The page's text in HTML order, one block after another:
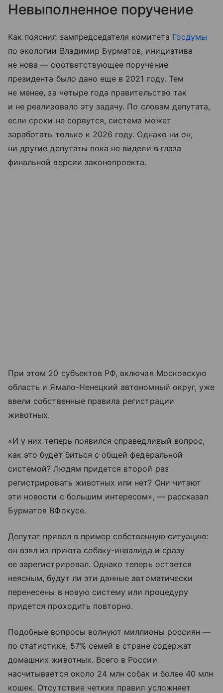
Невыполненное поручение
Как пояснил зампредседателя комитета Госдумы
по экологии Владимир Бурматов, инициатива
не нова — соответствующее поручение
президента было дано еще в 2021 году. Тем
не менее, за четыре года правительство так
и не реализовало эту задачу. По словам депутата,
если сроки не сорвутся, система может
заработать только к 2026 году. Однако ни он,
ни другие депутаты пока не видели в глаза
финальной версии законопроекта.
При этом 20 субъектов РФ, включая Московскую
область и Ямало-Ненецкий автономный округ, уже
ввели собственные правила регистрации
животных.
«И у них теперь появился справедливый вопрос,
как это будет биться с общей федеральной
системой? Людям придется второй раз
регистрировать животных или нет? Они читают
эти новости с большим интересом», — рассказал
Бурматов ВФокусе.
Депутат привел в пример собственную ситуацию:
он взял из приюта собаку-инвалида и сразу
ее зарегистрировал. Однако теперь остается
неясным, будут ли эти данные автоматически
перенесены в новую систему или процедуру
придется проходить повторно.
Подобные вопросы волнуют миллионы россиян —
по статистике, 57% семей в стране содержат
домашних животных. Всего в России
насчитывается около 24 млн собак и более 40 млн
кошек. Отсутствие четких правил усложняет